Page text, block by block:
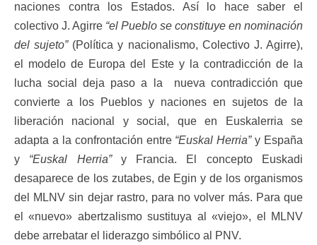
naciones contra los Estados. Así lo hace saber el
colectivo J. Agirre “el Pueblo se constituye en nominación
del sujeto”(Política y nacionalismo, Colectivo J. Agirre),
el modelo de Europa del Este y la contradicción de la
lucha social deja paso a la nueva contradicción que
convierte a los Pueblos y naciones en sujetos de la
liberación nacional y social, que en Euskalerria se
adapta a la confrontación entre “Euskal Herria”y España
y “Euskal Herria”y Francia. El concepto Euskadi
desaparece de los zutabes, de Egin y de los organismos
del MLNV sin dejar rastro, para no volver más. Para que
el «nuevo» abertzalismo sustituya al «viejo», el MLNV
debe arrebatar el liderazgo simbólico al PNV.